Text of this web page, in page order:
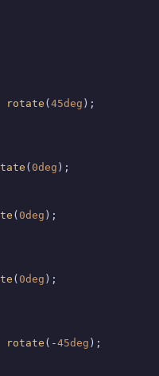
rotate ( 45deg );
( 0deg );
( 0deg );
( 0deg );
rotate (-45deg );